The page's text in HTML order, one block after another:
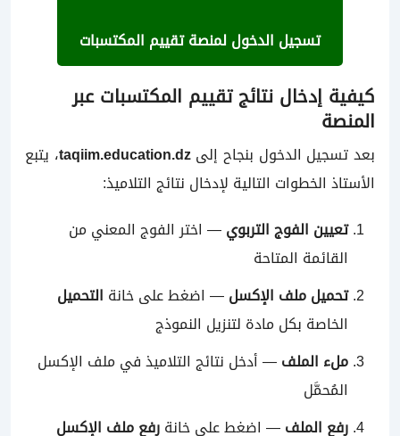
تسجيل الدخول لمنصة تقييم المكتسبات
كيفية إدخال نتائج تقييم المكتسبات عبر
المنصة
بعد تسجيل الدخول بنجاح إلىtaqiim.education.dz، يتبع
الأستاذ الخطوات التالية لإدخال نتائج التلاميذ:
تعيين الفوج التربوي— اختر الفوج المعني من
القائمة المتاحة
تحميل ملف الإكسل— اضغط على خانة التحميل
الخاصة بكل مادة لتنزيل النموذج
ملء الملف— أدخل نتائج التلاميذ في ملف الإكسل
المُحمَّل
رفع الملف— اضغط على خانةرفع ملف الإكسل